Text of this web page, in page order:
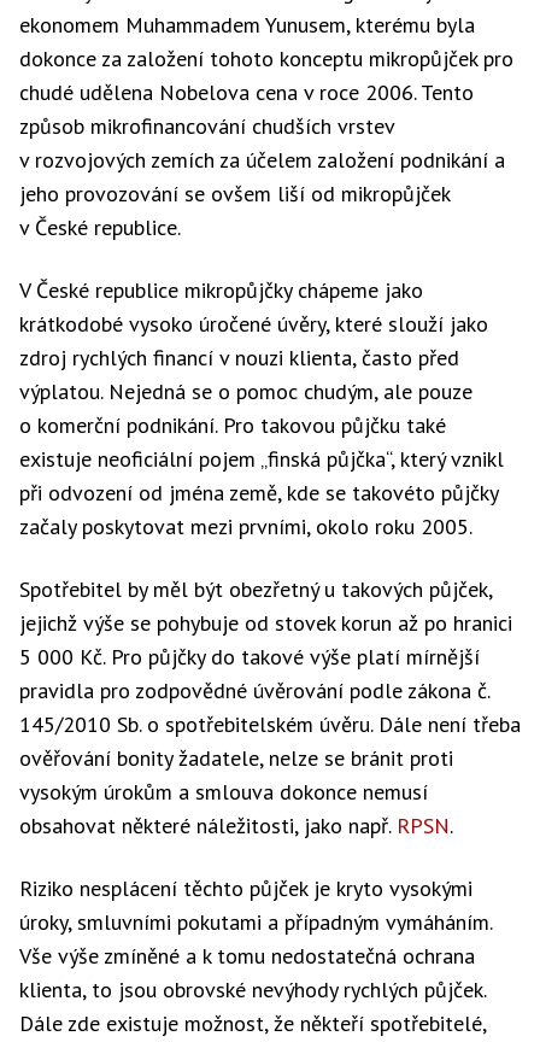
ekonomem Muhammadem Yunusem, kterému byla
dokonce za založení tohoto konceptu mikropůjček pro
chudé udělena Nobelova cena v roce 2006. Tento
způsob mikrofinancování chudších vrstev
v rozvojových zemích za účelem založení podnikání a
jeho provozování se ovšem liší od mikropůjček
v České republice.
V České republice mikropůjčky chápeme jako
krátkodobé vysoko úročené úvěry, které slouží jako
zdroj rychlých financí v nouzi klienta, často před
výplatou. Nejedná se o pomoc chudým, ale pouze
o komerční podnikání. Pro takovou půjčku také
existuje neoficiální pojem „finská půjčka“, který vznikl
při odvození od jména země, kde se takovéto půjčky
začaly poskytovat mezi prvními, okolo roku 2005.
Spotřebitel by měl být obezřetný u takových půjček,
jejichž výše se pohybuje od stovek korun až po hranici
5 000 Kč. Pro půjčky do takové výše platí mírnější
pravidla pro zodpovědné úvěrování podle zákona č.
145/2010 Sb. o spotřebitelském úvěru. Dále není třeba
ověřování bonity žadatele, nelze se bránit proti
vysokým úrokům a smlouva dokonce nemusí
obsahovat některé náležitosti, jako např. RPSN.
Riziko nesplácení těchto půjček je kryto vysokými
úroky, smluvními pokutami a případným vymáháním.
Vše výše zmíněné a k tomu nedostatečná ochrana
klienta, to jsou obrovské nevýhody rychlých půjček.
Dále zde existuje možnost, že někteří spotřebitelé,